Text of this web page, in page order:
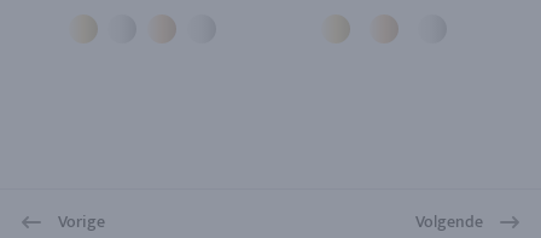
Vorige Volgende